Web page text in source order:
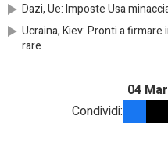
Dazi, Ue: Imposte Usa
Ucraina, Kiev: Pronti a
rare
04
Condividi: